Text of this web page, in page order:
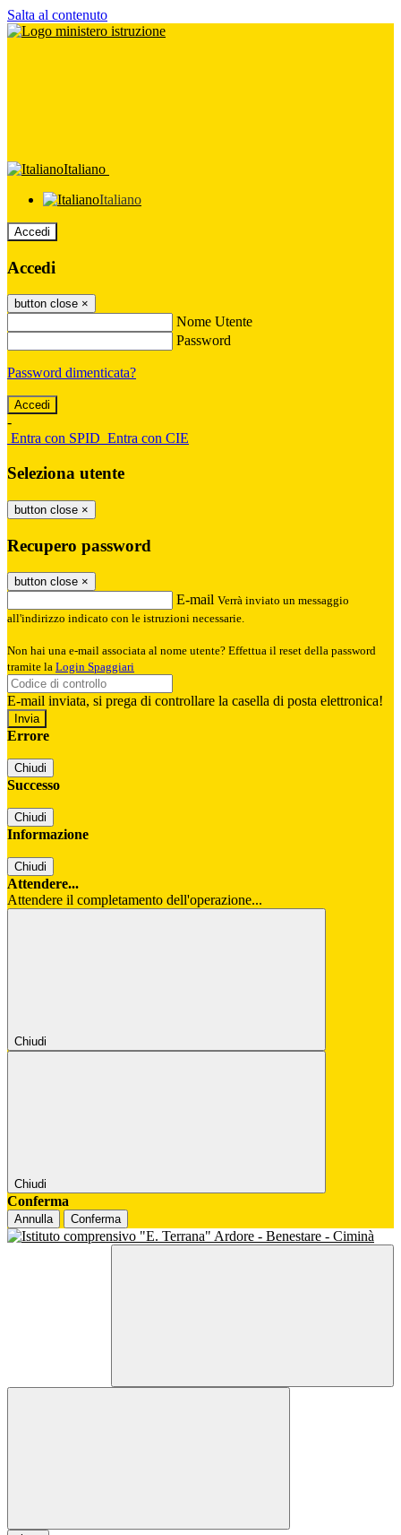
Salta al contenuto
Italiano
Italiano
Accedi
Accedi
button close ×
Nome Utente
Password
Password dimenticata?
-
Entra con SPID Entra con CIE
Seleziona utente
button close ×
Recupero password
button close ×
E-mail Verrà inviato un messaggio
all'indirizzo indicato con le istruzioni necessarie.
Non hai una e-mail associata al nome utente? Effettua il reset della password
tramite la Login Spaggiari
E-mail inviata, si prega di controllare la casella di posta elettronica!
Errore
Chiudi
Successo
Chiudi
Informazione
Chiudi
Attendere...
Attendere il completamento dell'operazione...
Chiudi
Chiudi
Conferma
Annulla Conferma